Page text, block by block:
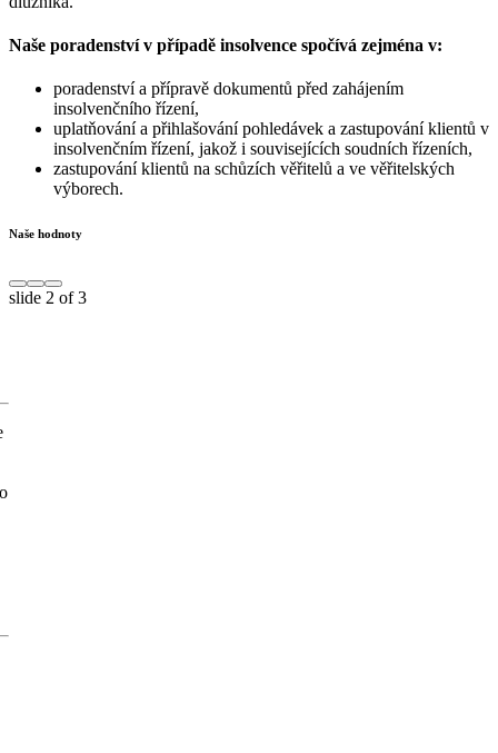
Naše poradenství v případě insolvence spočívá zejména v:
poradenství a přípravě dokumentů před zahájením
insolvenčního řízení,
uplatňování a přihlašování pohledávek a zastupování klientů v
insolvenčním řízení, jakož i souvisejících soudních řízeních,
zastupování klientů na schůzích věřitelů a ve věřitelských
výborech.
Naše hodnoty
slide 2 of 3